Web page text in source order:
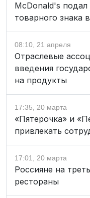
McDonald's подал
товарного знака
08:10, 21 апреля
Отраслевые
введения
на продукты
17:35, 20 марта
«Пятерочка» и
привлекать
17:01, 20 марта
Россияне на
рестораны